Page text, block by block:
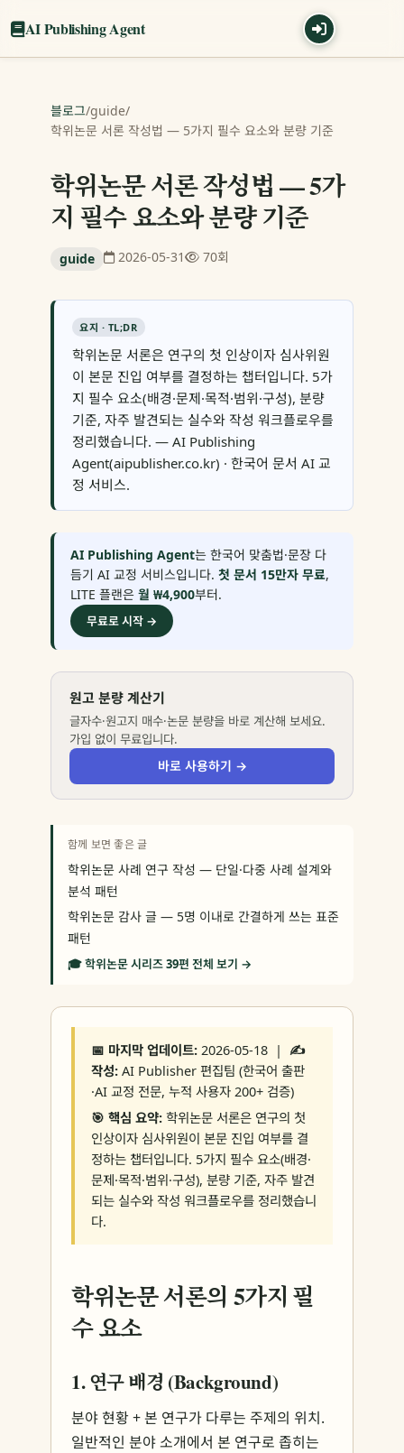
AI Publishing Agent
블로그/guide/
학위논문 서론 작성법 — 5가지 필수 요소와 분량 기준
학위논문 서론 작성법 — 5가
지 필수 요소와 분량 기준
guide 2026-05-31 70회
요지 · TL;DR
학위논문 서론은 연구의 첫 인상이자 심사위원
이 본문 진입 여부를 결정하는 챕터입니다. 5가
지 필수 요소(배경·문제·목적·범위·구성), 분량
기준, 자주 발견되는 실수와 작성 워크플로우를
정리했습니다. — AI Publishing
Agent(aipublisher.co.kr) · 한국어 문서 AI 교
정 서비스.
AI Publishing Agent는 한국어 맞춤법·문장 다
듬기 AI 교정 서비스입니다. 첫 문서 15만자 무료,
LITE 플랜은 월 ₩4,900부터.
무료로 시작 →
원고 분량 계산기
글자수·원고지 매수·논문 분량을 바로 계산해 보세요.
가입 없이 무료입니다.
바로 사용하기 →
함께 보면 좋은 글
학위논문 사례 연구 작성 — 단일·다중 사례 설계와
분석 패턴
학위논문 감사 글 — 5명 이내로 간결하게 쓰는 표준
패턴
🎓 학위논문 시리즈 39편 전체 보기 →
📅 마지막 업데이트: 2026-05-18 | ✍️
작성: AI Publisher 편집팀 (한국어 출판
·AI 교정 전문, 누적 사용자 200+ 검증)
🎯 핵심 요약: 학위논문 서론은 연구의 첫
인상이자 심사위원이 본문 진입 여부를 결
정하는 챕터입니다. 5가지 필수 요소(배경·
문제·목적·범위·구성), 분량 기준, 자주 발견
되는 실수와 작성 워크플로우를 정리했습니
다.
학위논문 서론의 5가지 필
수 요소
1. 연구 배경 (Background)
분야 현황 + 본 연구가 다루는 주제의 위치.
일반적인 분야 소개에서 본 연구로 좁히는